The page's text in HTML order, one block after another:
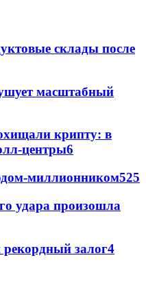
склады после
масштабный
крипту: в
центры6
миллионником525
удара произошла
залог4